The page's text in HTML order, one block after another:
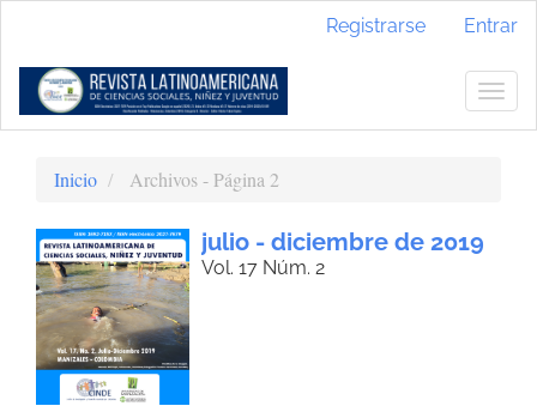
Contenido
principal
Barra
Registrarse Entrar
Inicio Archivos - Página 2
julio - diciembre de 2019
Vol. 17 Núm. 2